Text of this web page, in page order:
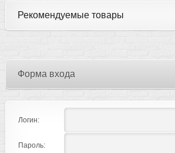
Рекомендуемые товары
Форма входа
Логин:
Пароль: